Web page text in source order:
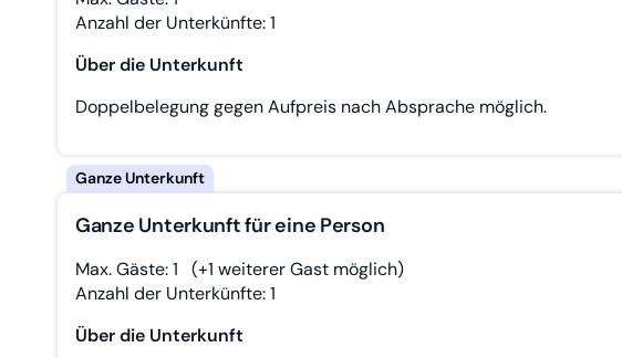
Anzahl der Unterkünfte: 1
Über die Unterkunft
Doppelbelegung gegen Aufpreis nach Absprache möglich.
Ganze Unterkunft für eine Person
Max. Gäste: 1
(+1 weiterer Gast möglich)
Anzahl der Unterkünfte: 1
Über die Unterkunft